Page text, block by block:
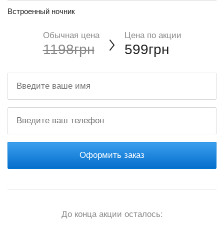
Встроенный ночник
Обычная цена
1198грн
Цена по акции
599грн
Оформить заказ
До конца акции осталось: